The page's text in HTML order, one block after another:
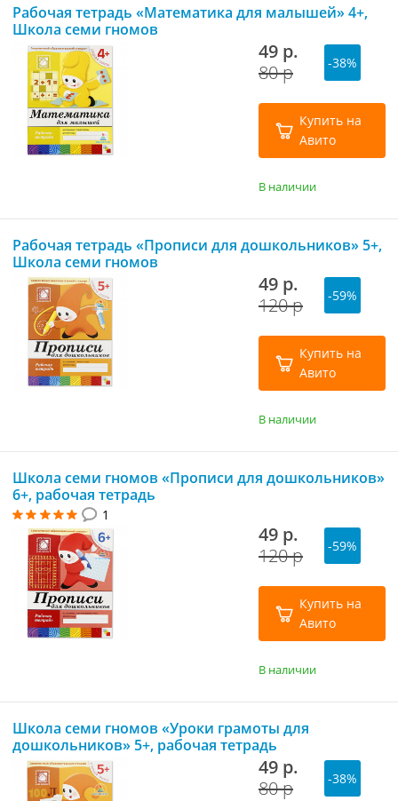
Рабочая тетрадь «Математика для малышей» 4+,
Школа семи гномов
49 р.
80 р
-38%
Купить на
Авито
В наличии
Рабочая тетрадь «Прописи для дошкольников» 5+,
Школа семи гномов
49 р.
120 р
-59%
Купить на
Авито
В наличии
Школа семи гномов «Прописи для дошкольников»
6+, рабочая тетрадь
1
49 р.
120 р
-59%
Купить на
Авито
В наличии
Школа семи гномов «Уроки грамоты для
дошкольников» 5+, рабочая тетрадь
49 р.
80 р
-38%